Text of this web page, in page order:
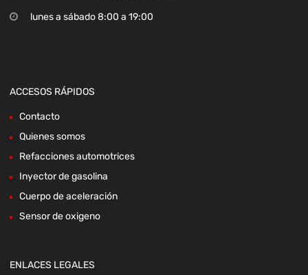
lunes a sábado 8:00 a 19:00
ACCESOS RÁPIDOS
Contacto
Quienes somos
Refacciones automotrices
Inyector de gasolina
Cuerpo de aceleración
Sensor de oxigeno
ENLACES LEGALES